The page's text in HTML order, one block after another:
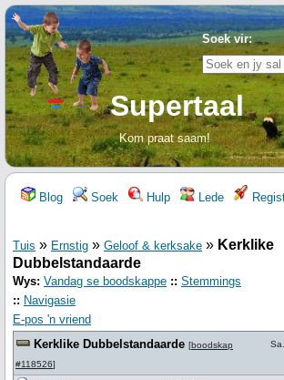
Soek vir:
Supertaal
Kom praat saam!
Blog Soek Hulp Lede
Tuis » Ernstig » Geloof & kerksake » Kerklike
Dubbelstandaarde
Wys: Vandag se boodskappe :: Stemmings
:: Navigasie
E-pos 'n vriend
Kerklike Dubbelstandaarde [boodskap
#118526]